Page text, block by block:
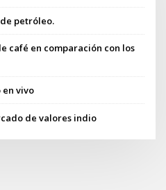
petróleo.
café en comparación con los
en vivo
de valores indio